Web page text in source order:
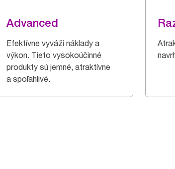
Advanced
Efektívne vyváži náklady a
výkon. Tieto vysokoúčinné
produkty sú jemné, atraktívne
a spoľahlivé.